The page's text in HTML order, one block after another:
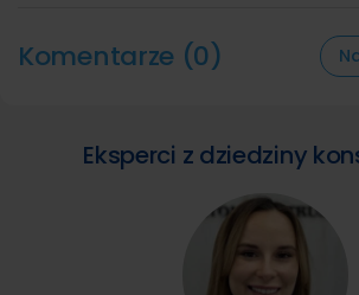
Komentarze (0)
Eksperci z dziedziny